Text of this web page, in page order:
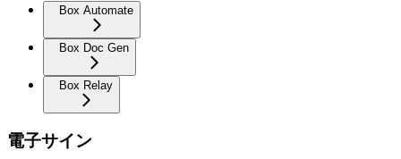
Box Automate
Box Doc Gen
Box Relay
電子サイン